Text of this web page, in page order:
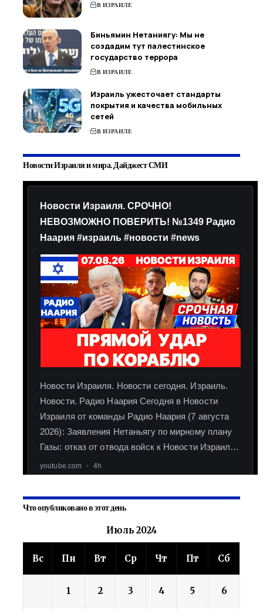
В ИЗРАИЛЕ
Биньямин Нетаниягу: Мы не
создадим тут палестинское
государство террора
В ИЗРАИЛЕ
Израиль ужесточает стандарты
покрытия и качества мобильных
сетей
В ИЗРАИЛЕ
Новости Израиля и мира. Дайджест СМИ
Что опубликовано в этот день
Июль 2024
Вс Пн Вт Ср Чт Пт Сб
1 2 3 4 5 6